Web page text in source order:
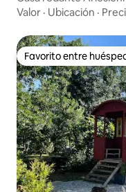
Valor · Ubicación ·
Favorito entre
Favorito entre